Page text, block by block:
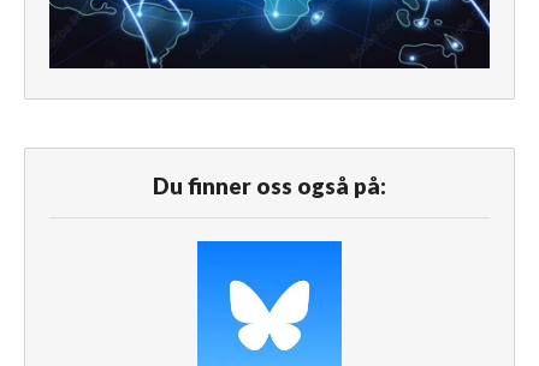
Du finner oss også på: